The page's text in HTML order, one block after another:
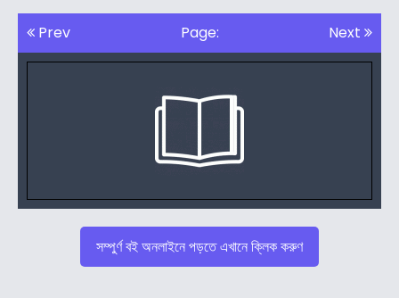
Prev Page: Next
সম্পুর্ণ বই অনলাইনে পড়তে এখানে ক্লিক করুণ